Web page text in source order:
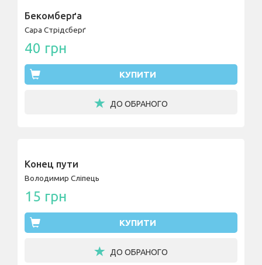
Бекомберґа
Сара Стрідсберґ
40 грн
КУПИТИ
ДО ОБРАНОГО
Конец пути
Володимир Сліпець
15 грн
КУПИТИ
ДО ОБРАНОГО